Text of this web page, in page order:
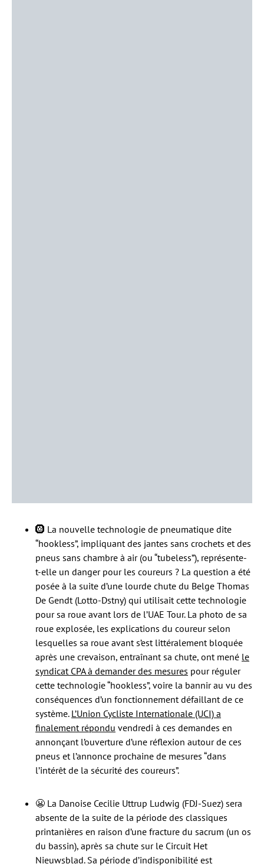
🛞 La nouvelle technologie de pneumatique dite
“hookless”, impliquant des jantes sans crochets et des
pneus sans chambre à air (ou “tubeless”), représente-
t-elle un danger pour les coureurs ? La question a été
posée à la suite d’une lourde chute du Belge Thomas
De Gendt (Lotto-Dstny) qui utilisait cette technologie
pour sa roue avant lors de l’UAE Tour. La photo de sa
roue explosée, les explications du coureur selon
lesquelles sa roue avant s’est littéralement bloquée
après une crevaison, entraînant sa chute, ont mené le
syndicat CPA à demander des mesures pour réguler
cette technologie “hookless”, voire la bannir au vu des
conséquences d’un fonctionnement défaillant de ce
système. L’Union Cycliste Internationale (UCI) a
finalement répondu vendredi à ces demandes en
annonçant l’ouverture d’une réflexion autour de ces
pneus et l’annonce prochaine de mesures “dans
l’intérêt de la sécurité des coureurs”.
😬 La Danoise Cecilie Uttrup Ludwig (FDJ-Suez) sera
absente de la suite de la période des classiques
printanières en raison d’une fracture du sacrum (un os
du bassin), après sa chute sur le Circuit Het
Nieuwsblad. Sa période d’indisponibilité est